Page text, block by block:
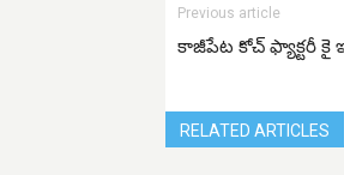
Previous article
కాజీపేట కోచ్ ఫ్యాక్టరీ
RELATED ARTICLES